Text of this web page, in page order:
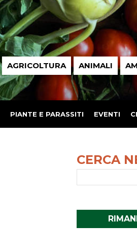
AGRICOLTURA ANIMALI
PIANTE E PARASSITI EVENTI
CERCA